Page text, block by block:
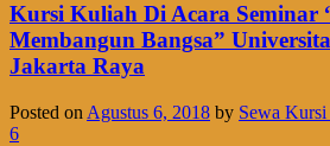
Kursi Kuliah Di Acara Seminar
Membangun Bangsa”
Jakarta Raya
Posted on Agustus 6, 2018 by Sewa
6